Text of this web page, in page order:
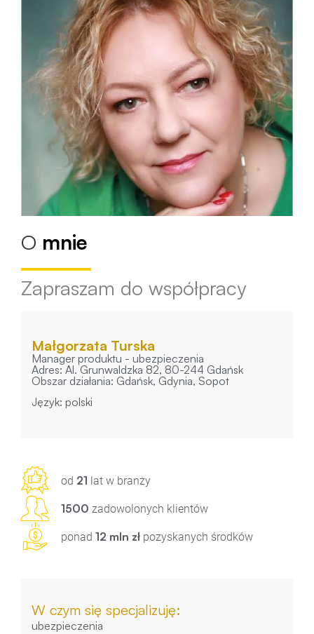
O mnie
Zapraszam do współpracy
Małgorzata Turska
Manager produktu - ubezpieczenia
Adres: Al. Grunwaldzka 82, 80-244 Gdańsk
Obszar działania: Gdańsk, Gdynia, Sopot
Język: polski
od 21 lat w branży
1500 zadowolonych klientów
ponad 12 mln zł pozyskanych środków
W czym się specjalizuję:
ubezpieczenia